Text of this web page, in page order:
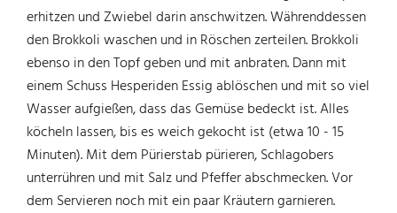
erhitzen und Zwiebel darin anschwitzen. Währenddessen
den Brokkoli waschen und in Röschen zerteilen. Brokkoli
ebenso in den Topf geben und mit anbraten. Dann mit
einem Schuss Hesperiden Essig ablöschen und mit so viel
Wasser aufgießen, dass das Gemüse bedeckt ist. Alles
köcheln lassen, bis es weich gekocht ist (etwa 10 - 15
Minuten). Mit dem Pürierstab pürieren, Schlagobers
unterrühren und mit Salz und Pfeffer abschmecken. Vor
dem Servieren noch mit ein paar Kräutern garnieren.